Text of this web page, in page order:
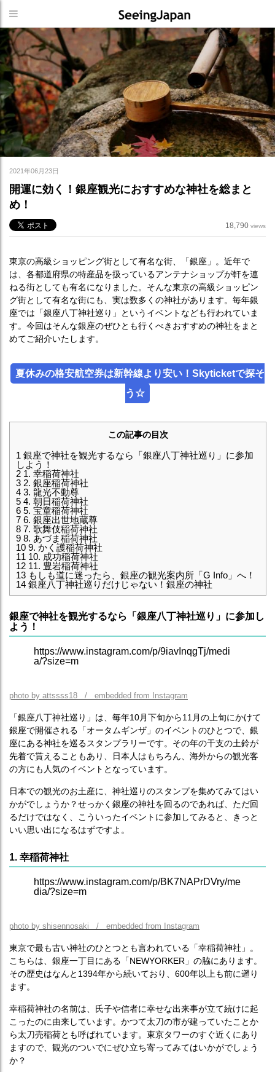
2021年06月23日
開運に効く！銀座観光におすすめな神社を総まと
め！
18,790 views
東京の高級ショッピング街として有名な街、「銀座」。近年で
は、各都道府県の特産品を扱っているアンテナショップが軒を連
ねる街としても有名になりました。そんな東京の高級ショッピン
グ街として有名な街にも、実は数多くの神社があります。毎年銀
座では「銀座八丁神社巡り」というイベントなども行われていま
す。今回はそんな銀座のぜひとも行くべきおすすめの神社をまと
めてご紹介いたします。
夏休みの格安航空券は新幹線より安い！Skyticketで探そ
う☆
この記事の目次
1 銀座で神社を観光するなら「銀座八丁神社巡り」に参加
しよう！
2 1. 幸稲荷神社
3 2. 銀座稲荷神社
4 3. 龍光不動尊
5 4. 朝日稲荷神社
6 5. 宝童稲荷神社
7 6. 銀座出世地蔵尊
8 7. 歌舞伎稲荷神社
9 8. あづま稲荷神社
10 9. かく護稲荷神社
11 10. 成功稲荷神社
12 11. 豊岩稲荷神社
13 もしも道に迷ったら、銀座の観光案内所「G Info」へ！
14 銀座八丁神社巡りだけじゃない！銀座の神社
銀座で神社を観光するなら「銀座八丁神社巡り」に参加し
よう！
https://www.instagram.com/p/9iavInqgTj/medi
a/?size=m
photo by attssss18 / embedded from Instagram
「銀座八丁神社巡り」は、毎年10月下旬から11月の上旬にかけて
銀座で開催される「オータムギンザ」のイベントのひとつで、銀
座にある神社を巡るスタンプラリーです。その年の干支の土鈴が
先着で貰えることもあり、日本人はもちろん、海外からの観光客
の方にも人気のイベントとなっています。
日本での観光のお土産に、神社巡りのスタンプを集めてみてはい
かがでしょうか？せっかく銀座の神社を回るのであれば、ただ回
るだけではなく、こういったイベントに参加してみると、きっと
いい思い出になるはずですよ。
1. 幸稲荷神社
https://www.instagram.com/p/BK7NAPrDVry/me
dia/?size=m
photo by shisennosaki / embedded from Instagram
東京で最も古い神社のひとつとも言われている「幸稲荷神社」。
こちらは、銀座一丁目にある「NEWYORKER」の脇にあります。
その歴史はなんと1394年から続いており、600年以上も前に遡り
ます。
幸稲荷神社の名前は、氏子や信者に幸せな出来事が立て続けに起
こったのに由来しています。かつて太刀の市が建っていたことか
ら太刀売稲荷とも呼ばれています。東京タワーのすぐ近くにあり
ますので、観光のついでにぜひ立ち寄ってみてはいかがでしょう
か？